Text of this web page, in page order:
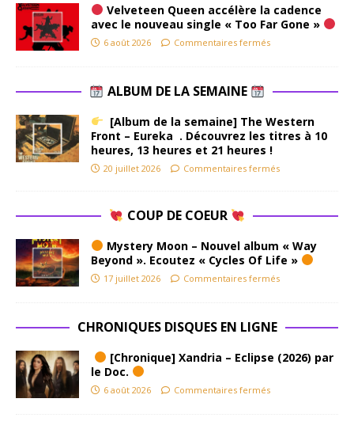
Velveteen Queen accélère la cadence
avec le nouveau single « Too Far Gone »
6 août 2026 Commentaires fermés
ALBUM DE LA SEMAINE
[Album de la semaine] The Western
Front – Eureka . Découvrez les titres à 10
heures, 13 heures et 21 heures !
20 juillet 2026 Commentaires fermés
COUP DE COEUR
Mystery Moon – Nouvel album « Way
Beyond ». Ecoutez « Cycles Of Life »
17 juillet 2026 Commentaires fermés
CHRONIQUES DISQUES EN LIGNE
[Chronique] Xandria – Eclipse (2026) par
le Doc.
6 août 2026 Commentaires fermés